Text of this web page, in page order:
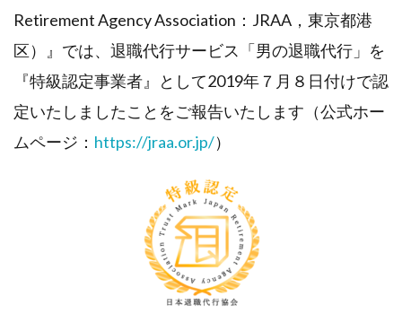
Retirement Agency Association：JRAA，東京都港
区）』では、退職代行サービス「男の退職代行」を
『特級認定事業者』として2019年７月８日付けで認
定いたしましたことをご報告いたします（公式ホー
ムページ： https://jraa.or.jp/）